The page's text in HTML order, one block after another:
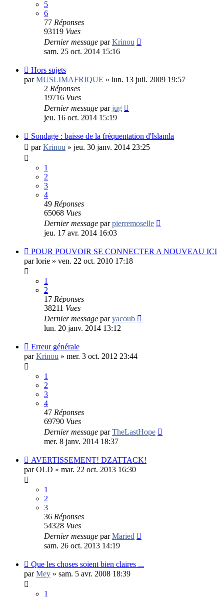
5
6
77 Réponses
93119 Vues
Dernier message parKrinou
sam. 25 oct. 2014 15:16
Hors sujets
parMUSLIMAFRIQUE » lun. 13 juil. 2009 19:57
2 Réponses
19716 Vues
Dernier message parjug
jeu. 16 oct. 2014 15:19
Sondage : baisse de la fréquentation d'Islamla
parKrinou » jeu. 30 janv. 2014 23:25
1
2
3
4
49 Réponses
65068 Vues
Dernier message parpierremoselle
jeu. 17 avr. 2014 16:03
POUR POUVOIR SE CONNECTER A NOUVEAU ICI
parlorie » ven. 22 oct. 2010 17:18
1
2
17 Réponses
38211 Vues
Dernier message paryacoub
lun. 20 janv. 2014 13:12
Erreur générale
parKrinou » mer. 3 oct. 2012 23:44
1
2
3
4
47 Réponses
69790 Vues
Dernier message parTheLastHope
mer. 8 janv. 2014 18:37
AVERTISSEMENT! DZATTACK!
parOLD » mar. 22 oct. 2013 16:30
1
2
3
36 Réponses
54328 Vues
Dernier message parMaried
sam. 26 oct. 2013 14:19
Que les choses soient bien claires ...
parMey » sam. 5 avr. 2008 18:39
1